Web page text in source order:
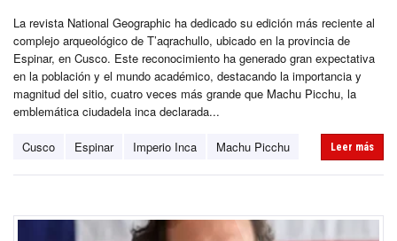
La revista National Geographic ha dedicado su edición más reciente al
complejo arqueológico de T’aqrachullo, ubicado en la provincia de
Espinar, en Cusco. Este reconocimiento ha generado gran expectativa
en la población y el mundo académico, destacando la importancia y
magnitud del sitio, cuatro veces más grande que Machu Picchu, la
emblemática ciudadela inca declarada...
Cusco Espinar Imperio Inca Machu Picchu Leer más